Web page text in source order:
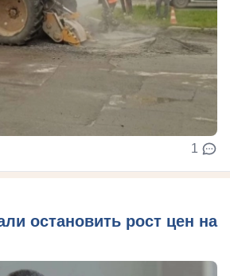
1
остановить рост цен на